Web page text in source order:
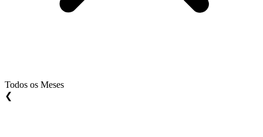
Todos os Meses
❮